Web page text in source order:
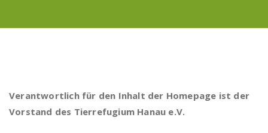
Verantwortlich für den Inhalt der Homepage ist der
Vorstand des Tierrefugium Hanau e.V.